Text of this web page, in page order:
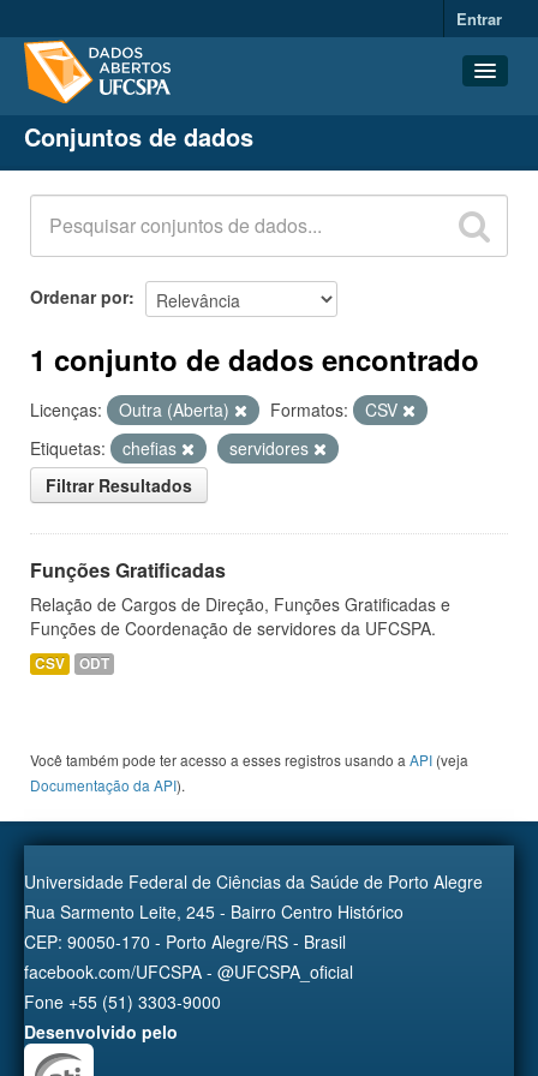
Entrar
Conjuntos de dados
Organizações
Grupos
Sobre
Conjuntos de dados
Ordenar por
1 conjunto de dados encontrado
Licenças: Outra (Aberta) Formatos:
CSV
Etiquetas:
chefias
servidores
Filtrar Resultados
Funções Gratificadas
Relação de Cargos de Direção, Funções Gratificadas e
Funções de Coordenação de servidores da UFCSPA.
CSV ODT
Você também pode ter acesso a esses registros usando a API (veja
Documentação da API).
Universidade Federal de Ciências da Saúde de Porto Alegre
Rua Sarmento Leite, 245 - Bairro Centro Histórico
CEP: 90050-170 - Porto Alegre/RS - Brasil
facebook.com/UFCSPA - @UFCSPA_oficial
Fone +55 (51) 3303-9000
Desenvolvido pelo